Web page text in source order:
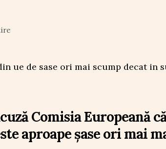
Comisia Europeană
aproape șase ori mai